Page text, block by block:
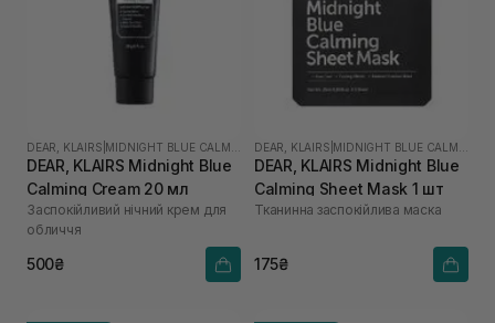
DEAR, KLAIRS
DEAR, KLAIRS Midnight Blue
Calming Cream 20 мл
Заспокійливий нічний крем для
обличчя
500₴
DEAR, KLAIRS
DEAR, KLAIRS Midnight Blue
Calming Sheet Mask 1 шт
Тканинна заспокійлива маска
175₴